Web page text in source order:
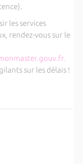
les services
rendez-vous sur le
sur les délais !